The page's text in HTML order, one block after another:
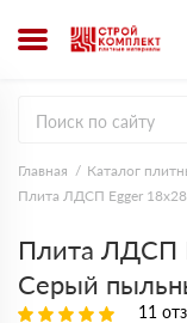
Главная Каталог
Плита ЛДСП Egger
Плита ЛДСП
Серый
11